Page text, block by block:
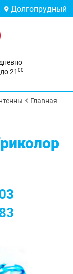
Долгопрудный
до 2100
Главная